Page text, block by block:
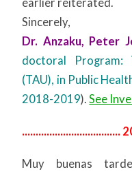
Sincerely,
Dr. Anzaku, Peter
doctoral Program:
(TAU), in Public
2018-2019).See
....................................
Muy buenas